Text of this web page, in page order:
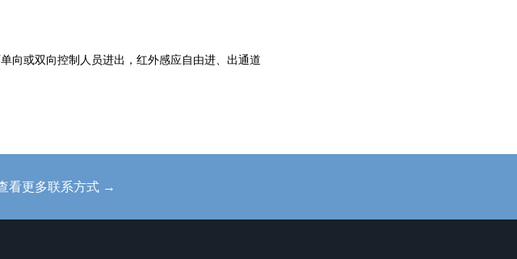
向或双向控制人员进出，红外感应自由进、出通道
看更多联系方式 →